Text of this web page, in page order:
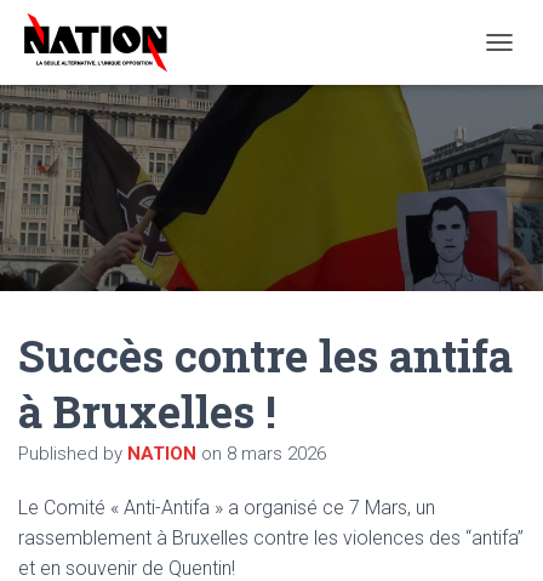
U
R
R
E
R
M
L
T
Succès contre les antifa
à Bruxelles !
Published by NATION on 8 mars 2026
Le Comité « Anti-Antifa » a organisé ce 7 Mars, un
rassemblement à Bruxelles contre les violences des “antifa”
et en souvenir de Quentin!